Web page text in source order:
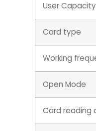
User Capacity
Card type
Working
Open Mode
Card reading